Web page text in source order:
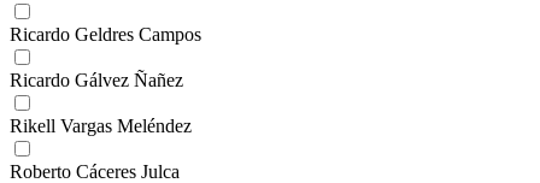
Ricardo Geldres Campos
Ricardo Gálvez Ñañez
Rikell Vargas Meléndez
Roberto Cáceres Julca